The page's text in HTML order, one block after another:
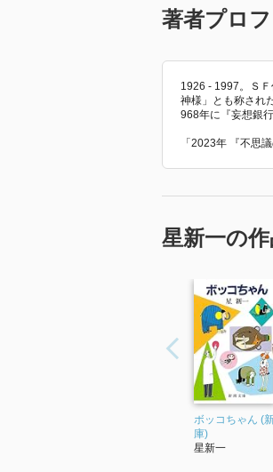
著者プロ
1926 - 1997。Ｓ
神様」とも称され
968年に『妄想銀
「2023年 『不思
星新一の
ボッコちゃん (
庫)
星新一